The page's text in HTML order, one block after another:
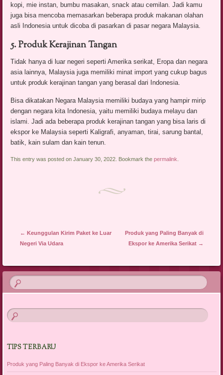
kopi, mie instan, bumbu masakan, snack atau cemilan. Jadi kamu
juga bisa mencoba memasarkan beberapa produk makanan olahan
asli Indonesia untuk dicoba di pasarkan di pasar negara Malaysia.
5. Produk Kerajinan Tangan
Tidak hanya di luar negeri seperti Amerika serikat, Eropa dan negara
asia lainnya, Malaysia juga memiliki minat import yang cukup bagus
untuk produk kerajinan tangan yang berasal dari Indonesia.
Bisa dikatakan Negara Malaysia memiliki budaya yang hampir mirip
dengan negara kita Indonesia, yaitu memiliki budaya melayu dan
islami. Jadi ada beberapa produk kerajinan tangan yang bisa laris di
ekspor ke Malaysia seperti Kaligrafi, anyaman, tirai, sarung bantal,
batik, kain sulam dan kain tenun.
This entry was posted on January 30, 2022. Bookmark thepermalink
Post navigation
← Keunggulan Kirim Paket ke Luar
Negeri Via Udara
Produk yang Paling Banyak di
Ekspor ke Amerika Serikat →
TIPS TERBARU
Produk yang Paling Banyak di Ekspor ke Amerika Serikat